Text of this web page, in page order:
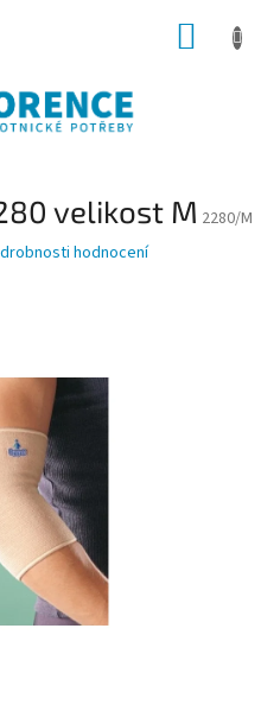
velikost M 2280/M
hodnocení